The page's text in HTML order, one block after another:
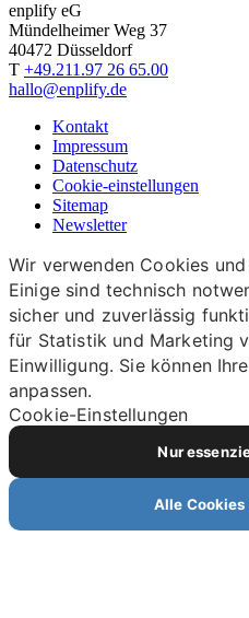
enplify eG
Mündelheimer Weg 37
40472 Düsseldorf
T +49.211.97 26 65.00
hallo@enplify.de
Kontakt
Impressum
Datenschutz
Cookie-einstellungen
Sitemap
Newsletter
Wir verwenden Cookies
Einige sind technisch
sicher und zuverlässig
für Statistik und Marketing
Einwilligung. Sie können
anpassen.
Cookie-Einstellungen
Nur
Alle